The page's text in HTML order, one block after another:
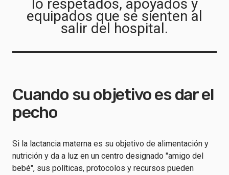
lo respetados, apoyados y
equipados que se sienten al
salir del hospital.
Cuando su objetivo es dar el
pecho
Si la lactancia materna es su objetivo de alimentación y
nutrición y da a luz en un centro designado "amigo del
bebé", sus políticas, protocolos y recursos pueden